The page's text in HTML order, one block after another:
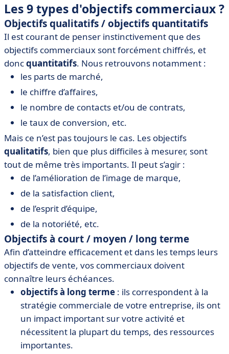
Les 9 types d'objectifs commerciaux ?
Objectifs qualitatifs / objectifs quantitatifs
Il est courant de penser instinctivement que des
objectifs commerciaux sont forcément chiffrés, et
doncquantitatifs. Nous retrouvons notamment :
les parts de marché,
le chiffre d’affaires,
le nombre de contacts et/ou de contrats,
le taux de conversion, etc.
Mais ce n’est pas toujours le cas. Les objectifs
qualitatifs, bien que plus difficiles à mesurer, sont
tout de même très importants. Il peut s’agir :
de l’amélioration de l’image de marque,
de la satisfaction client,
de l’esprit d’équipe,
de la notoriété, etc.
Objectifs à court / moyen / long terme
Afin d’atteindre efficacement et dans les temps leurs
objectifs de vente, vos commerciaux doivent
connaître leurs échéances.
objectifs à long terme : ils correspondent à la
stratégie commerciale de votre entreprise, ils ont
un impact important sur votre activité et
nécessitent la plupart du temps, des ressources
importantes.